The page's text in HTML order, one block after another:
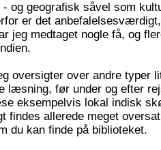
og geografisk såvel som
er det
jeg medtaget nogle få, og
oversigter over andre typer
læsning, før under og efter
eksempelvis lokal indisk
findes allerede meget
du kan finde på biblioteket.